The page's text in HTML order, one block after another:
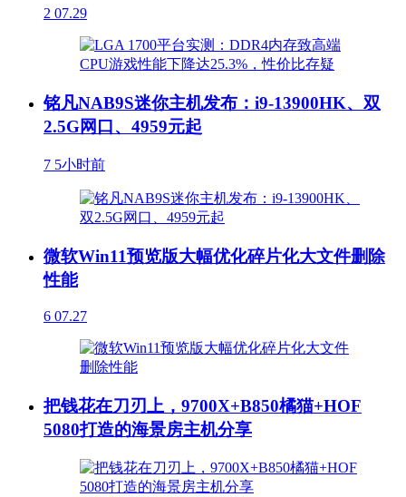
2 07.29
铭凡NAB9S迷你主机发布：i9-13900HK、双
2.5G网口、4959元起
7 5小时前
微软Win11预览版大幅优化碎片化大文件删除
性能
6 07.27
把钱花在刀刃上，9700X+B850橘猫+HOF
5080打造的海景房主机分享